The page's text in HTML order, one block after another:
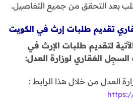
بعد التحقق من جميع التفاصيل.
تقديم طلبات إرث في الكويت
لتقديم طلبات الإرث في
العَقاري لوزارة العدل:
العدل من خلال هذا الرابط :